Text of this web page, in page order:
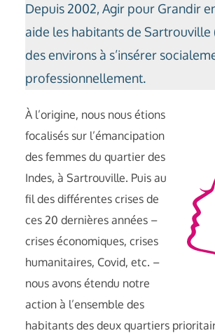
Depuis 2002, Agir pour Grandir
aide les habitants de Sartrouville
des environs à s’insérer
professionnellement.
À l’origine, nous nous étions
focalisés sur l’émancipation
des femmes du quartier des
Indes, à Sartrouville. Puis au
fil des différentes crises de
ces 20 dernières années –
crises économiques, crises
humanitaires, Covid, etc. –
nous avons étendu notre
action à l’ensemble des
habitants des deux quartiers